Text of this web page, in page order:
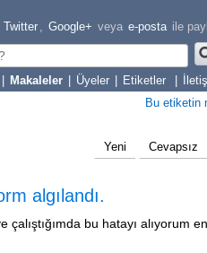
Twitter , Google+ veya e-posta ile
Makaleler Üyeler Etiketler
Bu etiketin
Yeni Cevapsız
algılandı.
bu hatayı alıyorum